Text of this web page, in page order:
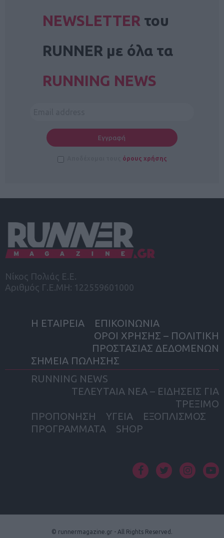
NEWSLETTER του
RUNNER με όλα τα
RUNNING NEWS
όρους χρήσης
Νίκος Πολιάς Ε.Ε.
Αριθμός Γ.Ε.ΜΗ: 122559601000
Η ΕΤΑΙΡΕΙΑ
ΕΠΙΚΟΙΝΩΝΙΑ
ΟΡΟΙ ΧΡΗΣΗΣ – ΠΟΛΙΤΙΚΗ
ΠΡΟΣΤΑΣΙΑΣ ΔΕΔΟΜΕΝΩΝ
ΣΗΜΕΙΑ ΠΩΛΗΣΗΣ
RUNNING NEWS
ΤΕΛΕΥΤΑΙΑ ΝΕΑ – ΕΙΔΗΣΕΙΣ ΓΙΑ
ΤΡΕΞΙΜΟ
ΠΡΟΠΟΝΗΣΗ
ΥΓΕΙΑ
ΕΞΟΠΛΙΣΜΟΣ
ΠΡΟΓΡΑΜΜΑΤΑ
SHOP
© runnermagazine.gr - All Rights Reserved.